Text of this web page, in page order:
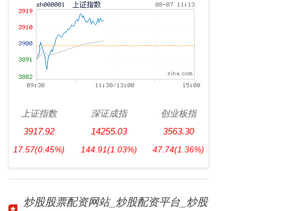
上证指数
3917.92
17.57(0.45%)
深证成指
14255.03
144.91(1.03%)
创业板指
3563.30
47.74(1.36%)
炒股股票配资网站_炒股配资平台_炒股